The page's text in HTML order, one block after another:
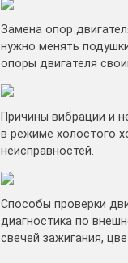
Замена опор
нужно менять
опоры двигателя
Причины вибрации и
в режиме холостого
неисправностей.
Способы проверки
диагностика по
свечей зажигания,